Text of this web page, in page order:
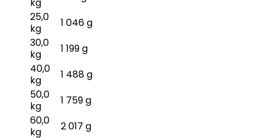
kg
25,0
kg
1 046 g
30,0
kg
1 199 g
40,0
kg
1 488 g
50,0
kg
1 759 g
60,0
kg
2 017 g